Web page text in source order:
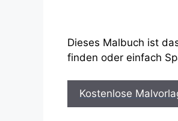
Dieses Malbuch ist
finden oder einfach
Kostenlose